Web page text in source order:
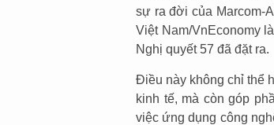
sự ra đời của Marcom-
Việt Nam/VnEconomy
Nghị quyết 57 đã đặt ra.
Điều này không chỉ thể
kinh tế, mà còn góp
việc ứng dụng công